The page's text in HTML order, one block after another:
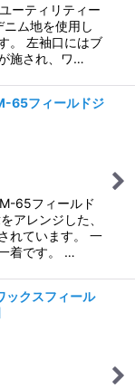
ーティリティー
ム地を使用し
。 左袖口にはブ
施され、ワ…
65フィールドジ
65フィールド
アレンジした、
れています。 一
着です。 …
クスフィール